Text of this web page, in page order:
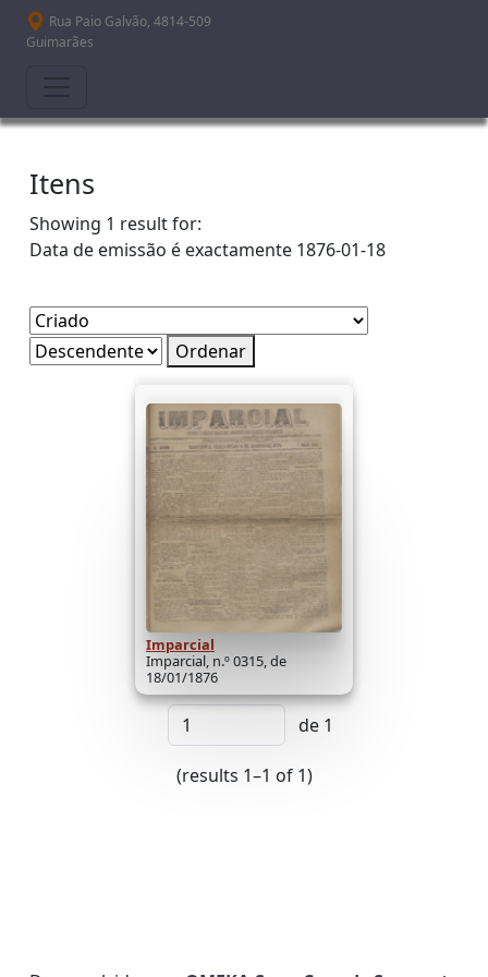
Passar para o conteúdo principal
Rua Paio Galvão, 4814-509
Guimarães
Itens
Showing 1 result for:
Data de emissão é exactamente 1876-01-18
Ordenar
Imparcial
Imparcial, n.º 0315, de
18/01/1876
de 1
(results 1–1 of 1)